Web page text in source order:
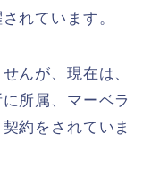
れています。
んが、現在は、
所属、マーベラ
約をされていま